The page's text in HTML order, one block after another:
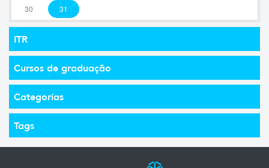
30 31
ITR
Cursos de graduação
Categorías
Tags